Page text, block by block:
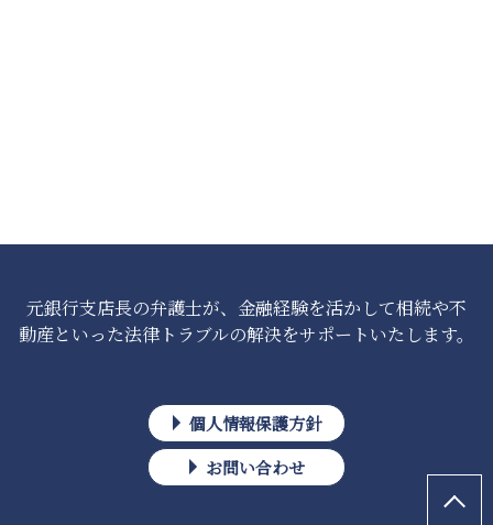
元銀行支店長の弁護士が、金融経験を活かして相続や不
動産といった法律トラブルの解決をサポートいたします。
個人情報保護方針
お問い合わせ